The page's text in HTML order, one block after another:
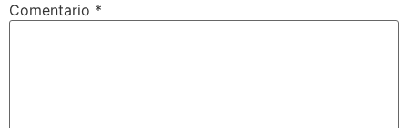
Comentario *